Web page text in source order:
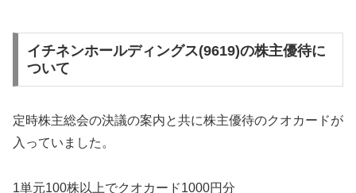
イチネンホールディングス(9619)の株主優待に
ついて
定時株主総会の決議の案内と共に株主優待のクオカードが
入っていました。
1単元100株以上でクオカード1000円分